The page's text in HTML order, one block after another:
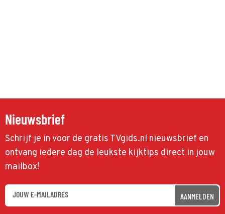
Nieuwsbrief
Schrijf je in voor de gratis TVgids.nl nieuwsbrief en
ontvang iedere dag de leukste kijktips direct in jouw
mailbox!
AANMELDEN